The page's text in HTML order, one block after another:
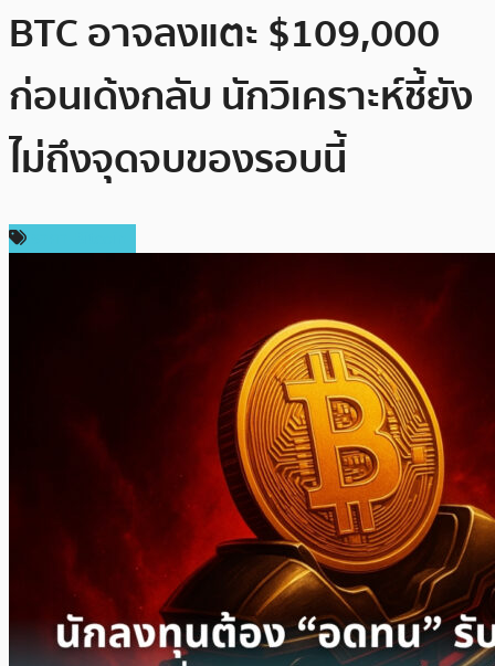
BTC อาจลงแตะ $109,000
ก่อนเด้งกลับ นักวิเคราะห์ชี้ยัง
ไม่ถึงจุดจบของรอบนี้